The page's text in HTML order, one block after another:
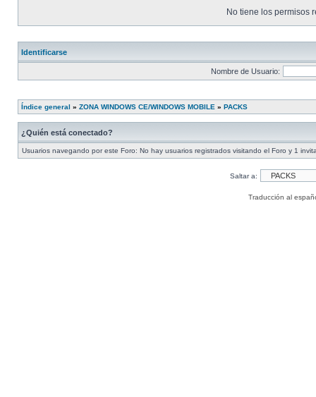
No tiene los permisos
Identificarse
Nombre de Usuario:
Índice general » ZONA WINDOWS CE/WINDOWS MOBILE » PACKS
¿Quién está conectado?
Usuarios navegando por este Foro: No hay usuarios registrados visitando el Foro y 1
Saltar a:
Traducción al